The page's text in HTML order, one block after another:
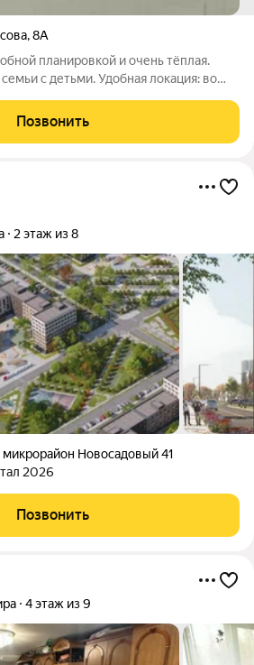
,8А
планировкой и очень тёплая.
с детьми. Удобная локация: во
щаговой доступности: продуктовые и
Позвонить
2 этаж из 8
микрорайон Новосадовый 41
2026
Позвонить
4 этаж из 9